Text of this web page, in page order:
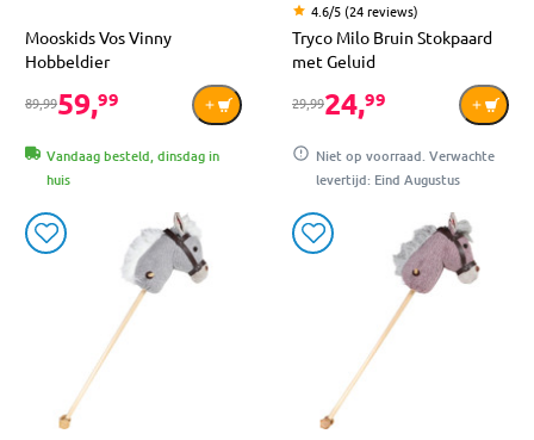
Mooskids Vos Vinny
Hobbeldier
89,9959,99
Vandaag besteld, dinsdag in
huis
4.6/5 (24 reviews)
Tryco Milo Bruin Stokpaard
met Geluid
29,9924,99
Niet op voorraad. Verwachte
levertijd: Eind Augustus